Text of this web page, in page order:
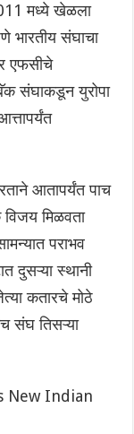
मध्ये खेळला
भारतीय संघाचा
एफसीचे
संघाकडून युरोपा
आतापर्यंत पाच
मिळवता
पराभव
दुसऱ्या स्थानी
कतारचे मोठे
संघ तिसऱ्या
New Indian